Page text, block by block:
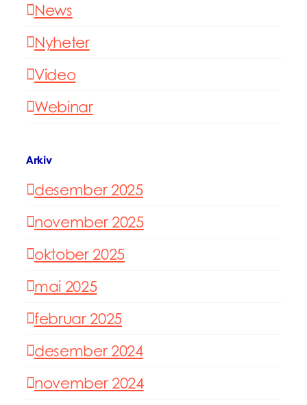
News
Nyheter
Video
Webinar
Arkiv
desember 2025
november 2025
oktober 2025
mai 2025
februar 2025
desember 2024
november 2024